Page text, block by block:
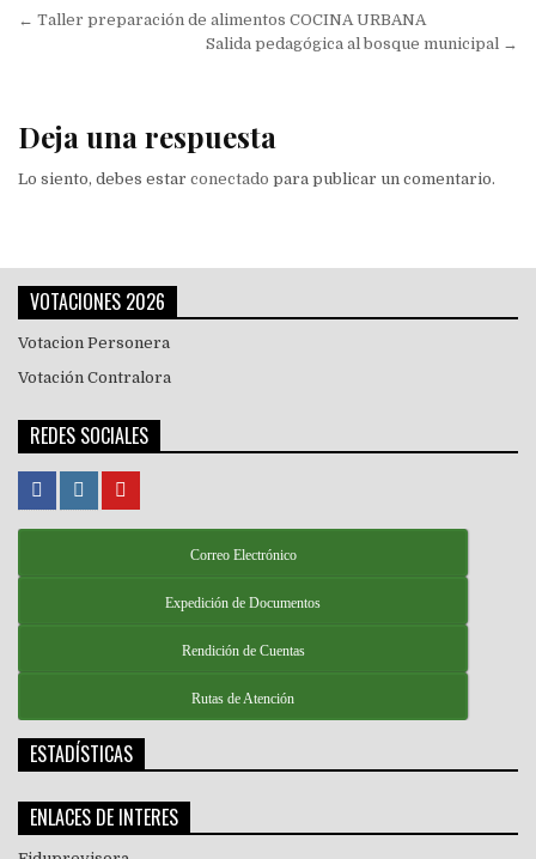
Navegación
← Taller preparación de alimentos COCINA URBANA
Salida pedagógica al bosque municipal →
Deja una respuesta
Lo siento, debes estar conectado para publicar un comentario.
VOTACIONES 2026
Votacion Personera
Votación Contralora
REDES SOCIALES
Correo Electrónico
Expedición de Documentos
Rendición de Cuentas
Rutas de Atención
ESTADÍSTICAS
ENLACES DE INTERES